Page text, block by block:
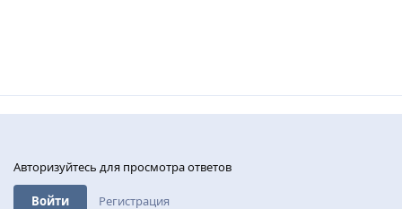
Авторизуйтесь для просмотра ответов
Войти Регистрация